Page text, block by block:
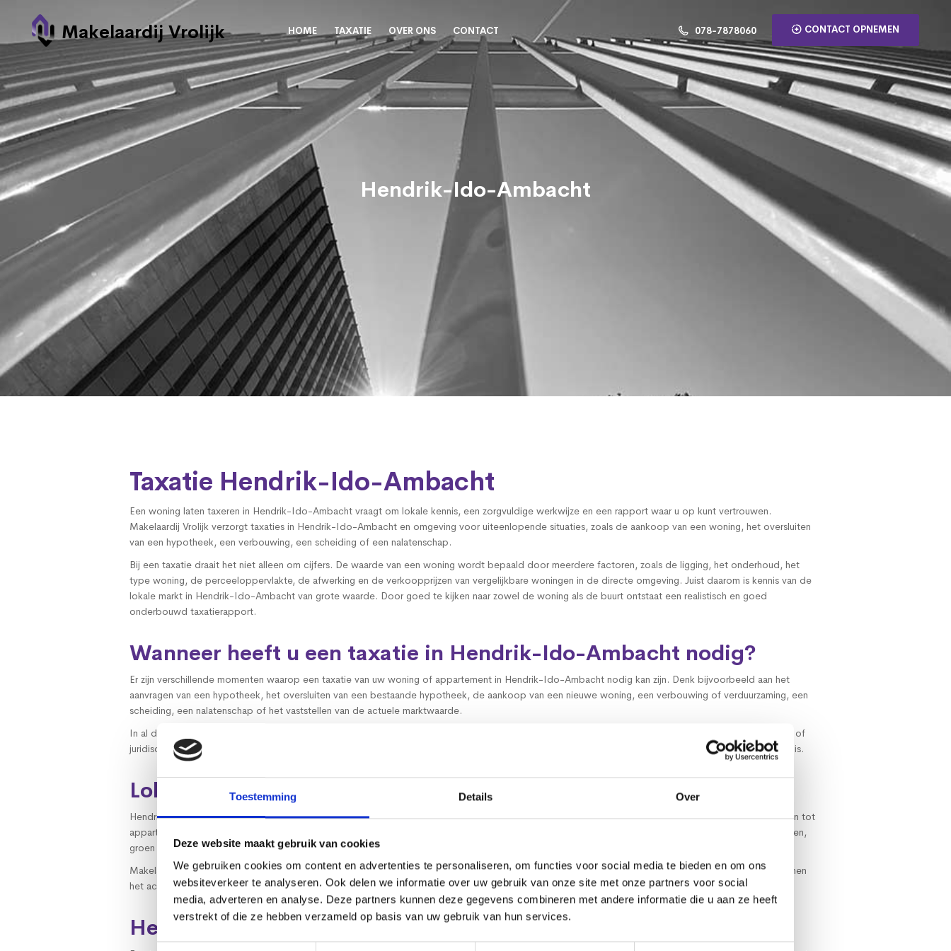
Toestemming Details Over
Deze website maakt gebruik van cookies
We gebruiken cookies om content en advertenties te personaliseren, om functies voor social media te bieden en om ons
websiteverkeer te analyseren. Ook delen we informatie over uw gebruik van onze site met onze partners voor social
media, adverteren en analyse. Deze partners kunnen deze gegevens combineren met andere informatie die u aan ze heeft
verstrekt of die ze hebben verzameld op basis van uw gebruik van hun services.
Makelaardij Vrolijk HOME TAXATIE OVER ONS CONTACT 078-7878060 CONTACT OPNEMEN
Hendrik-Ido-Ambacht
Taxatie Hendrik-Ido-Ambacht
Een woning laten taxeren in Hendrik-Ido-Ambacht vraagt om lokale kennis, een zorgvuldige werkwijze en een rapport waar u op kunt vertrouwen.
Makelaardij Vrolijk verzorgt taxaties in Hendrik-Ido-Ambacht en omgeving voor uiteenlopende situaties, zoals de aankoop van een woning, het oversluiten
van een hypotheek, een verbouwing, een scheiding of een nalatenschap.
Bij een taxatie draait het niet alleen om cijfers. De waarde van een woning wordt bepaald door meerdere factoren, zoals de ligging, het onderhoud, het
type woning, de perceeloppervlakte, de afwerking en de verkoopprijzen van vergelijkbare woningen in de directe omgeving. Juist daarom is kennis van de
lokale markt in Hendrik-Ido-Ambacht van grote waarde. Door goed te kijken naar zowel de woning als de buurt ontstaat een realistisch en goed
onderbouwd taxatierapport.
Wanneer heeft u een taxatie in Hendrik-Ido-Ambacht nodig?
Er zijn verschillende momenten waarop een taxatie van uw woning of appartement in Hendrik-Ido-Ambacht nodig kan zijn. Denk bijvoorbeeld aan het
aanvragen van een hypotheek, het oversluiten van een bestaande hypotheek, de aankoop van een nieuwe woning, een verbouwing of verduurzaming, een
scheiding, een nalatenschap of het vaststellen van de actuele marktwaarde.
In al deze situaties is een onafhankelijk en goed onderbouwd rapport belangrijk. Een taxatie geeft duidelijkheid en vormt vaak de basis voor financiële of
juridische beslissingen. Daarom is het belangrijk dat een rapport zorgvuldig wordt opgesteld en voldoet aan de eisen van de partij waarvoor het nodig is.
Lokale kennis van Hendrik-Ido-Ambacht en omgeving
Hendrik-Ido-Ambacht heeft een gevarieerde woningmarkt met verschillende typen woningen en woonwijken. Van eengezinswoningen in rustige buurten tot
appartementen en woningen op goed bereikbare locaties: iedere woning vraagt om een eigen beoordeling. Ook bereikbaarheid, voorzieningen, scholen,
groen en de ligging ten opzichte van uitvalswegen spelen mee in de waardebepaling.
Makelaardij Vrolijk is actief in de regio en kent de lokale markt. Die regionale kennis helpt om woningen in Hendrik-Ido-Ambacht goed te plaatsen binnen
het actuele marktbeeld. Dat zorgt voor een taxatie die niet alleen zorgvuldig, maar ook realistisch is onderbouwd.
Heldere aanpak en zorgvuldig taxatierapport